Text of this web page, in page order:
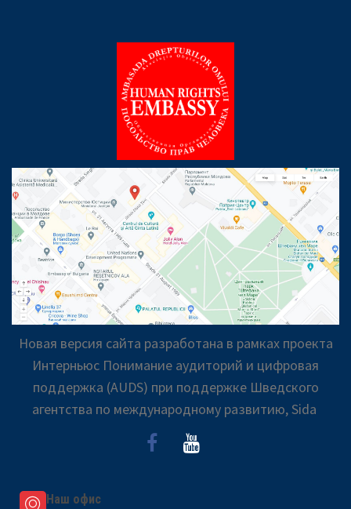
Новая версия сайта разработана в рамках проекта
Интерньюс Понимание аудиторий и цифровая
поддержка (AUDS) при поддержке Шведского
агентства по международному развитию, Sida
Наш офис